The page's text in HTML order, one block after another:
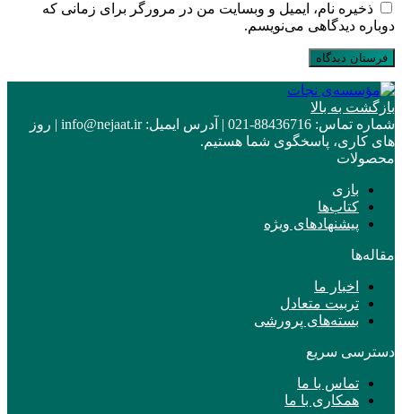
ذخیره نام، ایمیل و وبسایت من در مرورگر برای زمانی که
دوباره دیدگاهی می‌نویسم.
بازگشت به بالا
شماره تماس: 88436716-021
| آدرس ایمیل: info@nejaat.ir
| روز
های کاری، پاسخگوی شما هستیم.
محصولات
بازی
کتاب‌ها
پیشنهادهای ویژه
مقاله‌ها
اخبار ما
تربیت متعادل
بسته‌های پرورشی
دسترسی سریع
تماس با ما
همکاری با ما